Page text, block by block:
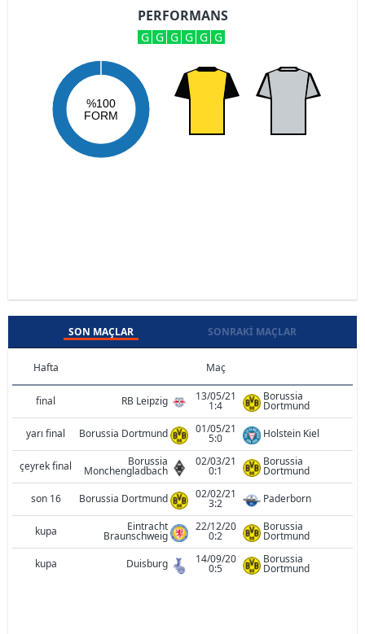
PERFORMANS
G G G G G G
%100
FORM
SON MAÇLAR SONRAKI MAÇLAR
Hafta Maç
final RB Leipzig 13/05/21
1:4
Borussia
Dortmund
yarı final
Borussia Dortmund 01/05/21
5:0 Holstein Kiel
çeyrek final Borussia
Monchengladbach
02/03/21
0:1
Borussia
Dortmund
son 16
Borussia Dortmund 02/02/21
3:2 Paderborn
kupa Eintracht
Braunschweig
22/12/20
0:2
Borussia
Dortmund
kupa
Duisburg 14/09/20
0:5
Borussia
Dortmund